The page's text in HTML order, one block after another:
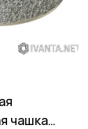
чашка